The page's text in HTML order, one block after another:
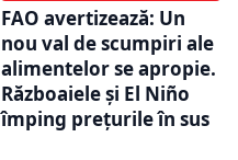
FAO avertizează: Un
nou val de scumpiri ale
alimentelor se apropie.
Războaiele și El Niño
împing prețurile în sus